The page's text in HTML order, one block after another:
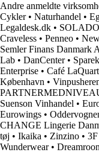
Andre anmeldte
Cykler• Naturhandel •
Legaldesk.dk • SOLADO
Craveless • Penneo •
Semler Finans Danmark
Lab • DanCenter•
Enterprise • Café LaQuart
København •
Suenson Vinhandel •
Eurowings •
CHANGE Lingerie
tøj • Ikaika • Zinzino •
Wunderwear•